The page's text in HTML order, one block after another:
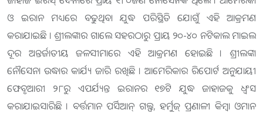
ଓ ଇରାନ ମଧ୍ୟରେ ବଢୁଥିବା ଯୁଦ୍ଧ ପରିସ୍ଥିତି ଯୋଗୁଁ ଏହି ଆକ୍ରମଣ
କରାଯାଇଛି । ଶ୍ରୀଲଙ୍କାର ଗାଲେ ସହରଠାରୁ ପ୍ରାୟ ୨୦-୪୦ ନଟିକାଲ ମାଇଲ
ଦୂର ଅନ୍ତର୍ଜାତୀୟ ଜଳସୀମାରେ ଏହି ଆକ୍ରମଣ ହୋଇଛି । ଶ୍ରୀଲଙ୍କା
ନୌସେନା ଉଦ୍ଧାର କାର୍ଯ୍ୟ ଜାରି ରଖିଛି । ​ଆମେରିକାର ରିପୋର୍ଟ ଅନୁଯାୟୀ
ଫେବୃଆରୀ ୨୮ରୁ ଏପର୍ଯ୍ୟନ୍ତ ଇରାନର ୧୭ଟି ଯୁଦ୍ଧ ଜାହାଜକୁ ଧ୍ୱଂସ
କରାଯାଇସାରିଛି । ବର୍ତ୍ତମାନ ପର୍ସିଆନ୍ ଗଲ୍ଫ, ହର୍ମୁଜ୍ ପ୍ରଣାଳୀ କିମ୍ବା ଓମାନ